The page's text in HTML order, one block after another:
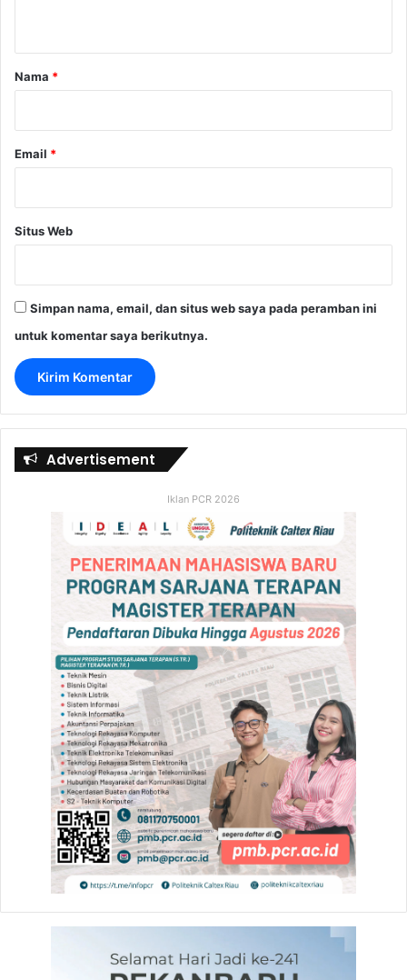
rNama *
Email *
Situs Web
Simpan nama, email, dan situs web saya pada peramban ini
untuk komentar saya berikutnya.
Advertisement
Iklan PCR 2026